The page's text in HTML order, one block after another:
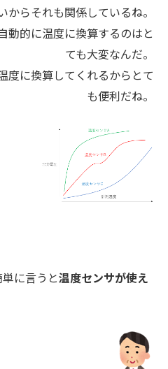
からそれも関係しているね。
動的に温度に換算するのはと
ても大変なんだ。
度に換算してくれるからとて
も便利だね。
に言うと温度センサが使え